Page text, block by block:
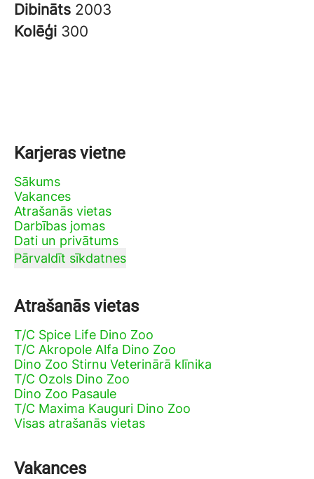
Dibināts 2003
Kolēģi 300
Karjeras vietne
Sākums
Vakances
Atrašanās vietas
Darbības jomas
Dati un privātums
Pārvaldīt sīkdatnes
Atrašanās vietas
T/C Spice Life Dino Zoo
T/C Akropole Alfa Dino Zoo
Dino Zoo Stirnu Veterinārā klīnika
T/C Ozols Dino Zoo
Dino Zoo Pasaule
T/C Maxima Kauguri Dino Zoo
Visas atrašanās vietas
Vakances